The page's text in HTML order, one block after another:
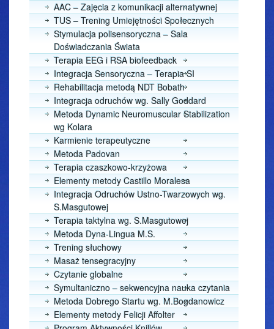
AAC – Zajęcia z komunikacji alternatywnej
TUS – Trening Umiejętności Społecznych
Stymulacja polisensoryczna – Sala
Doświadczania Świata
Terapia EEG i RSA biofeedback
Integracja Sensoryczna – Terapia SI
Rehabilitacja metodą NDT Bobath
Integracja odruchów wg. Sally Goddard
Metoda Dynamic Neuromuscular Stabilization
wg Kolara
Karmienie terapeutyczne
Metoda Padovan
Terapia czaszkowo-krzyżowa
Elementy metody Castillo Moralesa
Integracja Odruchów Ustno-Twarzowych wg.
S.Masgutowej
Terapia taktylna wg. S.Masgutowej
Metoda Dyna-Lingua M.S.
Trening słuchowy
Masaż tensegracyjny
Czytanie globalne
Symultaniczno – sekwencyjna nauka czytania
Metoda Dobrego Startu wg. M.Bogdanowicz
Elementy metody Felicji Affolter